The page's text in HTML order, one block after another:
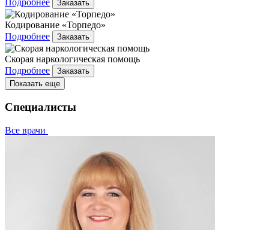
Заказать
Кодирование «Торпедо»
Подробнее
Заказать
Скорая наркологическая помощь
Подробнее
Заказать
Показать еще
Специалисты
Все врачи